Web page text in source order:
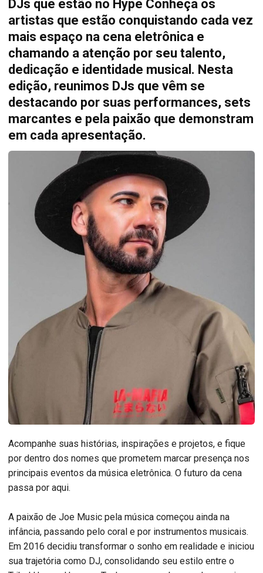
DJs que estão no Hype Conheça os
artistas que estão conquistando cada vez
mais espaço na cena eletrônica e
chamando a atenção por seu talento,
dedicação e identidade musical. Nesta
edição, reunimos DJs que vêm se
destacando por suas performances, sets
marcantes e pela paixão que demonstram
em cada apresentação.
Acompanhe suas histórias, inspirações e projetos, e fique
por dentro dos nomes que prometem marcar presença nos
principais eventos da música eletrônica. O futuro da cena
passa por aqui.
A paixão de Joe Music pela música começou ainda na
infância, passando pelo coral e por instrumentos musicais.
Em 2016 decidiu transformar o sonho em realidade e iniciou
sua trajetória como DJ, consolidando seu estilo entre o